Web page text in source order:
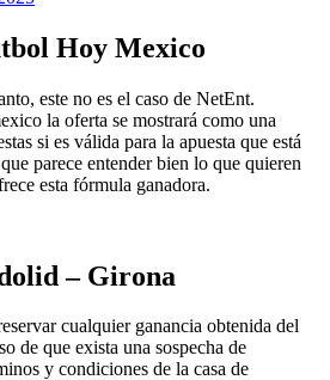
Hoy Mexico
este no es el caso de NetEnt.
la oferta se mostrará como una
si es válida para la apuesta que está
parece entender bien lo que quieren
esta fórmula ganadora.
– Girona
cualquier ganancia obtenida del
de que exista una sospecha de
y condiciones de la casa de